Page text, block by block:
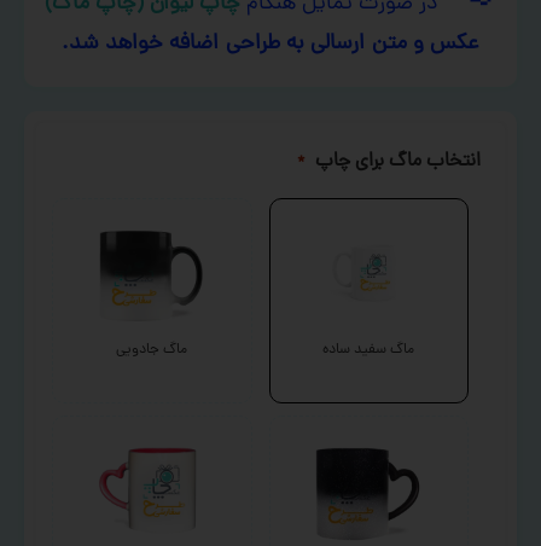
عکس و متن ارسالی به طراحی اضافه خواهد شد.
انتخاب ماگ برای چاپ *
ماگ سفید ساده ماگ جادویی